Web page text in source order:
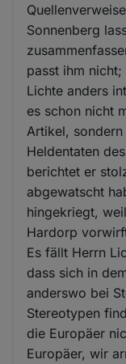
Sonnenberg
passt ihm
Lichte anders
es schon nicht
Artikel,
Heldentaten
berichtet er
abgewatscht
hingekriegt,
Hardorp
Es fällt Herrn
dass sich in
anderswo bei
Stereotypen
die Europäer
Europäer, wir